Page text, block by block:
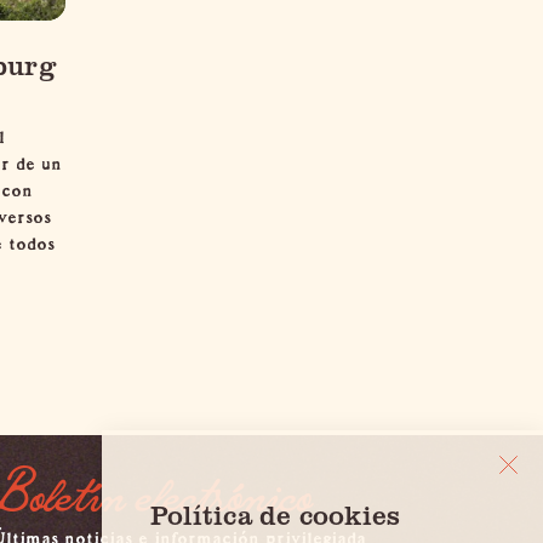
de un
todos
electrónico
noticias e información privilegiada
Política de cookies